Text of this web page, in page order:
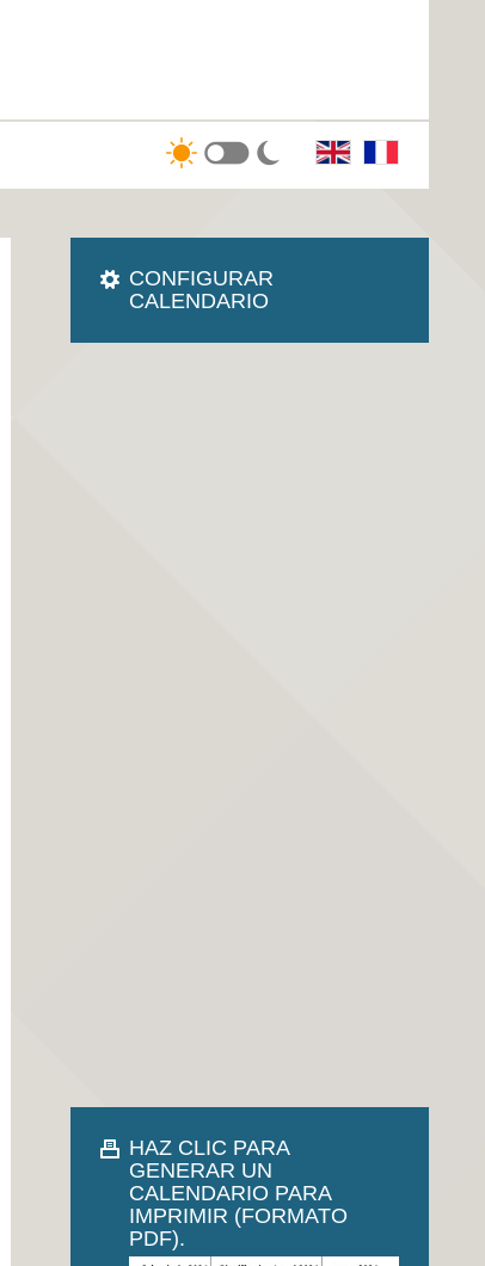
CONFIGURAR
CALENDARIO
HAZ CLIC PARA
GENERAR UN
CALENDARIO PARA
IMPRIMIR (FORMATO
PDF).